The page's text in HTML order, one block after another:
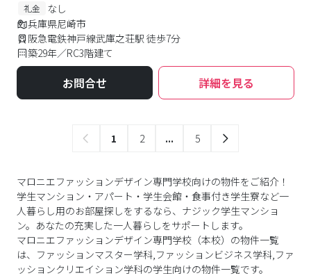
礼金
なし
兵庫県尼崎市
阪急電鉄神戸線武庫之荘駅 徒歩7分
築29年／RC3階建て
お問合せ 詳細を見る
1 2 ... 5
マロニエファッションデザイン専門学校向けの物件をご紹介！
学生マンション・アパート・学生会館・食事付き学生寮など一
人暮らし用のお部屋探しをするなら、ナジック学生マンショ
ン。あなたの充実した一人暮らしをサポートします。
マロニエファッションデザイン専門学校 （本校）の物件一覧
は、 ファッションマスター学科,ファッションビジネス学科,ファ
ッションクリエイション学科の学生向けの物件一覧です。